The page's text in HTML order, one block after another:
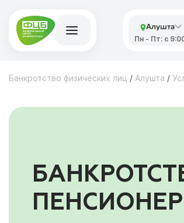
Алушта
Пн - Пт: с
Банкротство физических лиц / Алушта /